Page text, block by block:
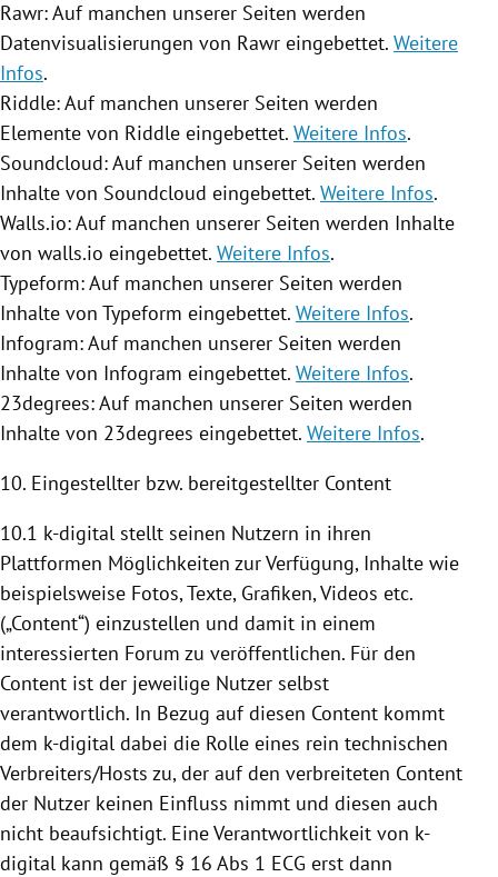
Rawr: Auf manchen unserer Seiten werden
Datenvisualisierungen von Rawr eingebettet. Weitere
Infos.
Riddle: Auf manchen unserer Seiten werden
Elemente von Riddle eingebettet. Weitere Infos.
Soundcloud: Auf manchen unserer Seiten werden
Inhalte von Soundcloud eingebettet. Weitere Infos.
Walls.io: Auf manchen unserer Seiten werden Inhalte
von walls.io eingebettet. Weitere Infos.
Typeform: Auf manchen unserer Seiten werden
Inhalte von Typeform eingebettet. Weitere Infos.
Infogram: Auf manchen unserer Seiten werden
Inhalte von Infogram eingebettet. Weitere Infos.
23degrees: Auf manchen unserer Seiten werden
Inhalte von 23degrees eingebettet. Weitere Infos.
10. Eingestellter bzw. bereitgestellter Content
10.1 k-digital stellt seinen Nutzern in ihren
Plattformen Möglichkeiten zur Verfügung, Inhalte wie
beispielsweise Fotos, Texte, Grafiken, Videos etc.
(„Content“) einzustellen und damit in einem
interessierten Forum zu veröffentlichen. Für den
Content ist der jeweilige Nutzer selbst
verantwortlich. In Bezug auf diesen Content kommt
dem k-digital dabei die Rolle eines rein technischen
Verbreiters/Hosts zu, der auf den verbreiteten Content
der Nutzer keinen Einfluss nimmt und diesen auch
nicht beaufsichtigt. Eine Verantwortlichkeit von k-
digital kann gemäß § 16 Abs 1 ECG erst dann